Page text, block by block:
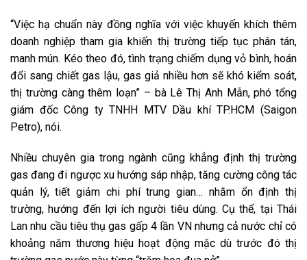
“Việc hạ chuẩn này đồng nghĩa với việc khuyến khích thêm
doanh nghiệp tham gia khiến thị trường tiếp tục phân tán,
manh mún. Kéo theo đó, tình trạng chiếm dụng vỏ bình, hoán
đổi sang chiết gas lậu, gas giả nhiều hơn sẽ khó kiểm soát,
thị trường càng thêm loạn” – bà Lê Thị Anh Mẫn, phó tổng
giám đốc Công ty TNHH MTV Dầu khí TP.HCM (Saigon
Petro), nói.
Nhiều chuyên gia trong ngành cũng khẳng định thị trường
gas đang đi ngược xu hướng sáp nhập, tăng cường công tác
quản lý, tiết giảm chi phí trung gian… nhằm ổn định thị
trường, hướng đến lợi ích người tiêu dùng. Cụ thể, tại Thái
Lan nhu cầu tiêu thụ gas gấp 4 lần VN nhưng cả nước chỉ có
khoảng năm thương hiệu hoạt động mặc dù trước đó thị